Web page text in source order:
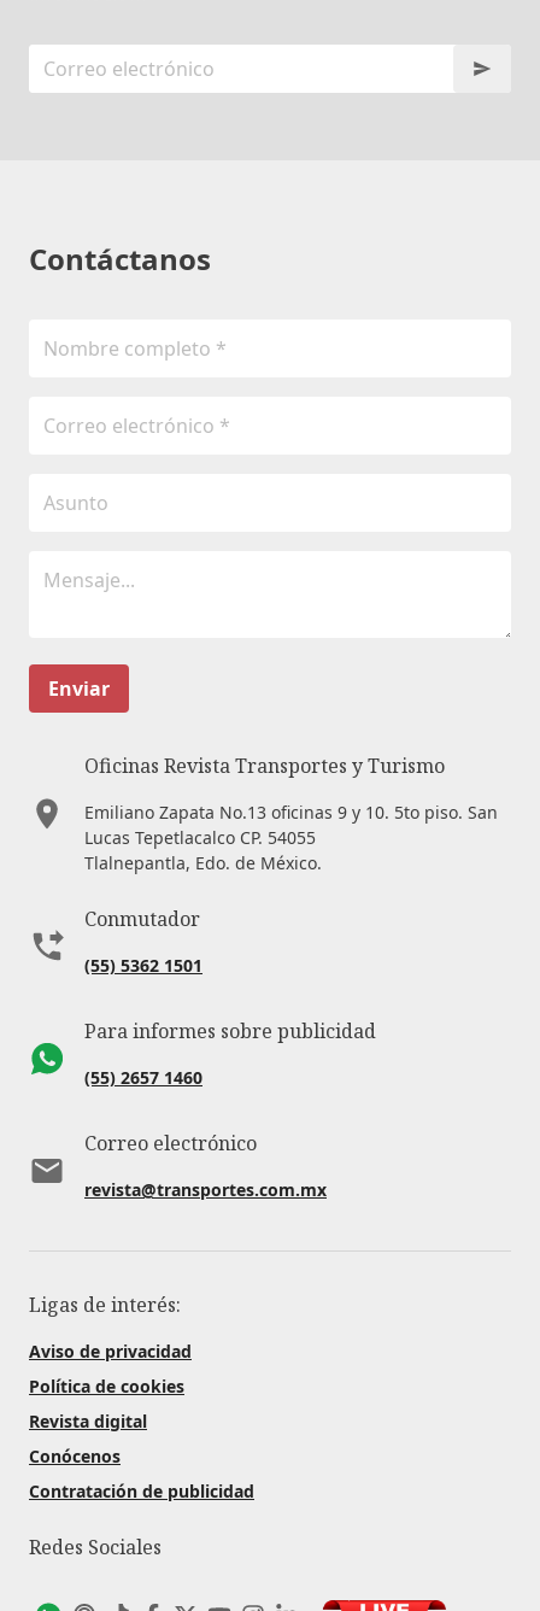
Contáctanos
Enviar
Oficinas Revista Transportes y Turismo
Emiliano Zapata No.13 oficinas 9 y 10. 5to piso. San
Lucas Tepetlacalco CP. 54055
Tlalnepantla, Edo. de México.
Conmutador
(55) 5362 1501
Para informes sobre publicidad
(55) 2657 1460
Correo electrónico
revista@transportes.com.mx
Ligas de interés:
Aviso de privacidad
Política de cookies
Revista digital
Conócenos
Contratación de publicidad
Redes Sociales